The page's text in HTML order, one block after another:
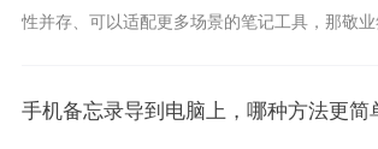
性并存、可以适配更多场景的笔记工具，那敬
手机备忘录导到电脑上，哪种方法更简